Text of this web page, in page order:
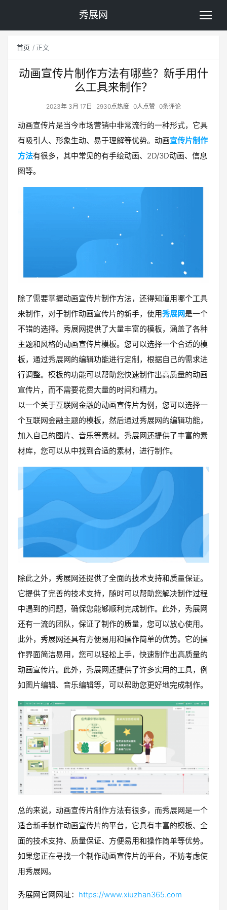
秀展网
首页 正文
动画宣传片制作方法有哪些？新手用什
么工具来制作？
2023年 3月 17日 2930点热度 0人点赞 0条评论
动画宣传片是当今市场营销中非常流行的一种形式，它具
有吸引人、形象生动、易于理解等优势。动画宣传片制作
方法有很多，其中常见的有手绘动画、2D/3D动画、信息
图等。
除了需要掌握动画宣传片制作方法，还得知道用哪个工具
来制作，对于制作动画宣传片的新手，使用秀展网是一个
不错的选择。秀展网提供了大量丰富的模板，涵盖了各种
主题和风格的动画宣传片模板。您可以选择一个合适的模
板，通过秀展网的编辑功能进行定制，根据自己的需求进
行调整。模板的功能可以帮助您快速制作出高质量的动画
宣传片，而不需要花费大量的时间和精力。
以一个关于互联网金融的动画宣传片为例，您可以选择一
个互联网金融主题的模板，然后通过秀展网的编辑功能，
加入自己的图片、音乐等素材。秀展网还提供了丰富的素
材库，您可以从中找到合适的素材，进行制作。
除此之外，秀展网还提供了全面的技术支持和质量保证。
它提供了完善的技术支持，随时可以帮助您解决制作过程
中遇到的问题，确保您能够顺利完成制作。此外，秀展网
还有一流的团队，保证了制作的质量，您可以放心使用。
此外，秀展网还具有方便易用和操作简单的优势。它的操
作界面简洁易用，您可以轻松上手，快速制作出高质量的
动画宣传片。此外，秀展网还提供了许多实用的工具，例
如图片编辑、音乐编辑等，可以帮助您更好地完成制作。
总的来说，动画宣传片制作方法有很多，而秀展网是一个
适合新手制作动画宣传片的平台，它具有丰富的模板、全
面的技术支持、质量保证、方便易用和操作简单等优势。
如果您正在寻找一个制作动画宣传片的平台，不妨考虑使
用秀展网。
秀展网官网网址： https://www.xiuzhan365.com